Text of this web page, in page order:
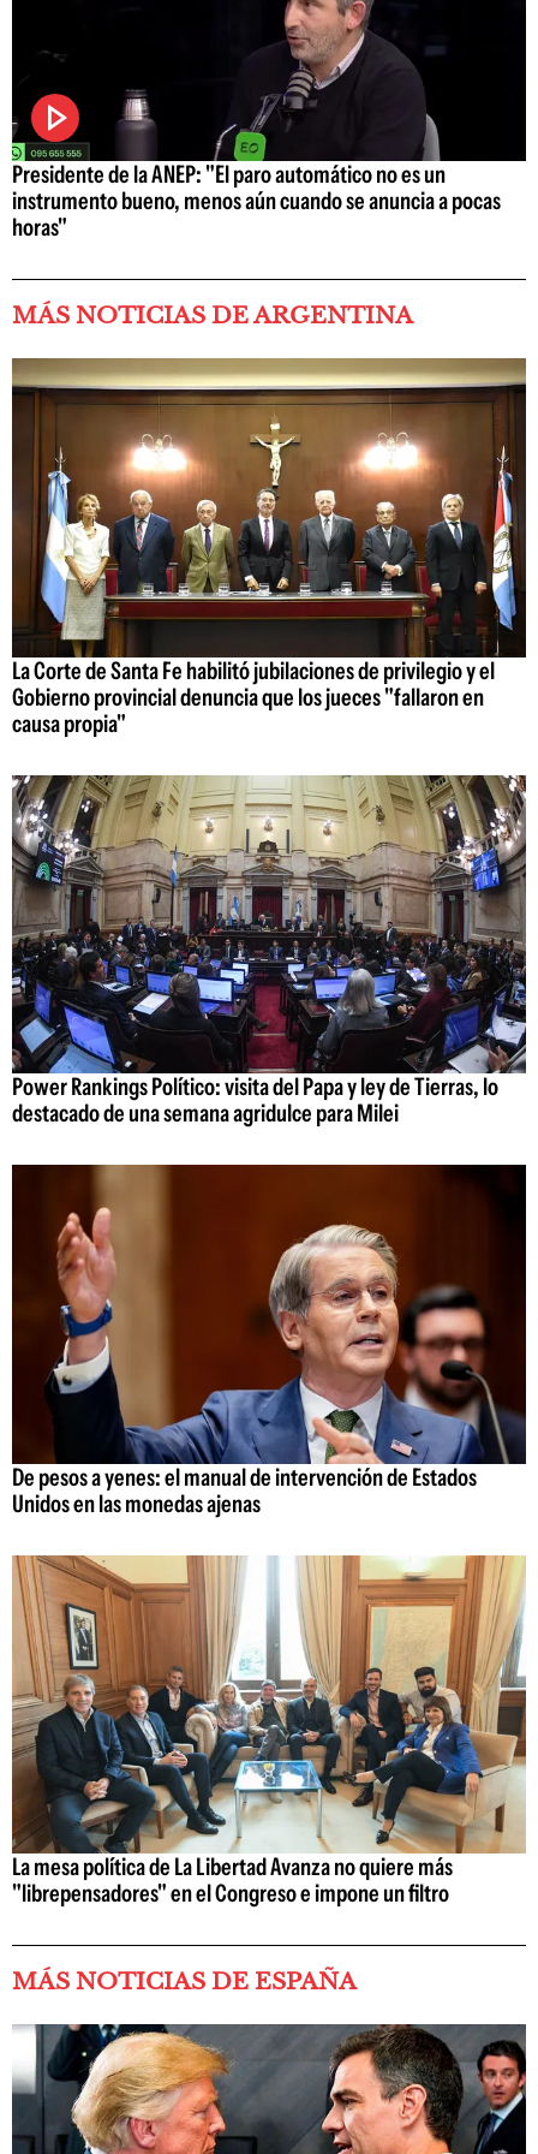
Presidente de la ANEP: "El paro automático no es un
instrumento bueno, menos aún cuando se anuncia a pocas
horas"
MÁS NOTICIAS DE ARGENTINA
La Corte de Santa Fe habilitó jubilaciones de privilegio y el
Gobierno provincial denuncia que los jueces "fallaron en
causa propia"
Power Rankings Político: visita del Papa y ley de Tierras, lo
destacado de una semana agridulce para Milei
De pesos a yenes: el manual de intervención de Estados
Unidos en las monedas ajenas
La mesa política de La Libertad Avanza no quiere más
"librepensadores" en el Congreso e impone un filtro
MÁS NOTICIAS DE ESPAÑA